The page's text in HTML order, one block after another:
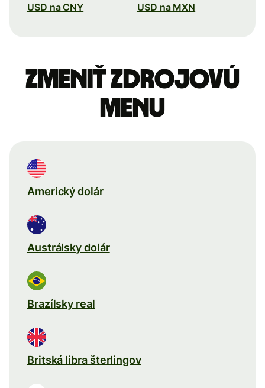
USD na CNY USD na MXN
Zmeniť zdrojovú
menu
Americký dolár
Austrálsky dolár
Brazílsky real
Britská libra šterlingov